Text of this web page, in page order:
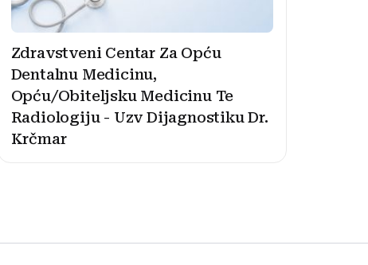
Zdravstveni Centar Za Opću
Dentalnu Medicinu,
Opću/Obiteljsku Medicinu Te
Radiologiju - Uzv Dijagnostiku Dr.
Krčmar